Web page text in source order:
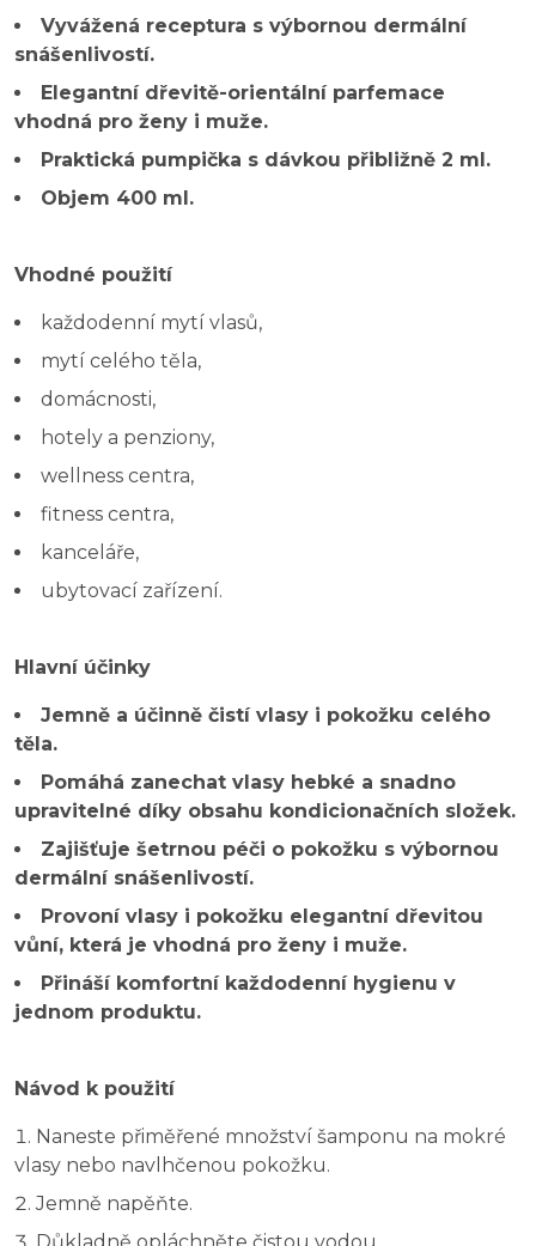
Vyvážená receptura s výbornou dermální
snášenlivostí.
Elegantní dřevitě-orientální parfemace
vhodná pro ženy i muže.
Praktická pumpička s dávkou přibližně 2 ml.
Objem 400 ml.
Vhodné použití
každodenní mytí vlasů,
mytí celého těla,
domácnosti,
hotely a penziony,
wellness centra,
fitness centra,
kanceláře,
ubytovací zařízení.
Hlavní účinky
Jemně a účinně čistí vlasy i pokožku celého
těla.
Pomáhá zanechat vlasy hebké a snadno
upravitelné díky obsahu kondicionačních složek.
Zajišťuje šetrnou péči o pokožku s výbornou
dermální snášenlivostí.
Provoní vlasy i pokožku elegantní dřevitou
vůní, která je vhodná pro ženy i muže.
Přináší komfortní každodenní hygienu v
jednom produktu.
Návod k použití
Naneste přiměřené množství šamponu na mokré
vlasy nebo navlhčenou pokožku.
Jemně napěňte.
Důkladně opláchněte čistou vodou.